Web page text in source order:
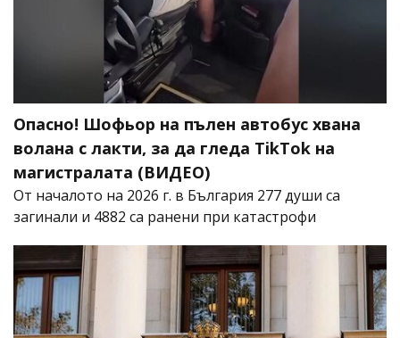
Опасно! Шофьор на пълен автобус хвана
волана с лакти, за да гледа TikTok на
магистралата (ВИДЕО)
От началото на 2026 г. в България 277 души са
загинали и 4882 са ранени при катастрофи